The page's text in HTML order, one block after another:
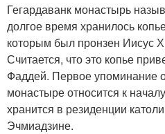
Гегардаванк монастырь
долгое время хранилось
которым был пронзен Иисус
Считается, что это копье
Фаддей. Первое упоминание
монастыре относится к
хранится в резиденции
Эчмиадзине.